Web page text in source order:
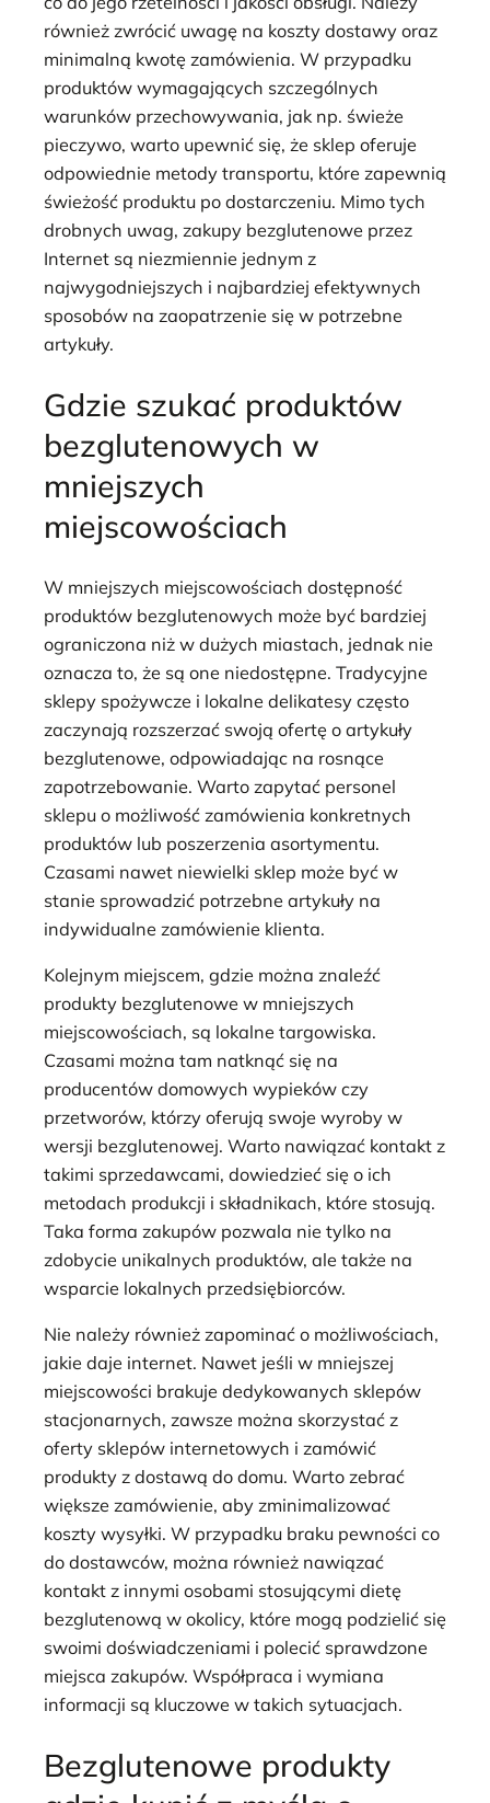
również zwrócić uwagę na koszty dostawy oraz
minimalną kwotę zamówienia. W przypadku
produktów wymagających szczególnych
warunków przechowywania, jak np. świeże
pieczywo, warto upewnić się, że sklep oferuje
odpowiednie metody transportu, które zapewnią
świeżość produktu po dostarczeniu. Mimo tych
drobnych uwag, zakupy bezglutenowe przez
Internet są niezmiennie jednym z
najwygodniejszych i najbardziej efektywnych
sposobów na zaopatrzenie się w potrzebne
artykuły.
Gdzie szukać produktów
bezglutenowych w
mniejszych
miejscowościach
W mniejszych miejscowościach dostępność
produktów bezglutenowych może być bardziej
ograniczona niż w dużych miastach, jednak nie
oznacza to, że są one niedostępne. Tradycyjne
sklepy spożywcze i lokalne delikatesy często
zaczynają rozszerzać swoją ofertę o artykuły
bezglutenowe, odpowiadając na rosnące
zapotrzebowanie. Warto zapytać personel
sklepu o możliwość zamówienia konkretnych
produktów lub poszerzenia asortymentu.
Czasami nawet niewielki sklep może być w
stanie sprowadzić potrzebne artykuły na
indywidualne zamówienie klienta.
Kolejnym miejscem, gdzie można znaleźć
produkty bezglutenowe w mniejszych
miejscowościach, są lokalne targowiska.
Czasami można tam natknąć się na
producentów domowych wypieków czy
przetworów, którzy oferują swoje wyroby w
wersji bezglutenowej. Warto nawiązać kontakt z
takimi sprzedawcami, dowiedzieć się o ich
metodach produkcji i składnikach, które stosują.
Taka forma zakupów pozwala nie tylko na
zdobycie unikalnych produktów, ale także na
wsparcie lokalnych przedsiębiorców.
Nie należy również zapominać o możliwościach,
jakie daje internet. Nawet jeśli w mniejszej
miejscowości brakuje dedykowanych sklepów
stacjonarnych, zawsze można skorzystać z
oferty sklepów internetowych i zamówić
produkty z dostawą do domu. Warto zebrać
większe zamówienie, aby zminimalizować
koszty wysyłki. W przypadku braku pewności co
do dostawców, można również nawiązać
kontakt z innymi osobami stosującymi dietę
bezglutenową w okolicy, które mogą podzielić się
swoimi doświadczeniami i polecić sprawdzone
miejsca zakupów. Współpraca i wymiana
informacji są kluczowe w takich sytuacjach.
Bezglutenowe produkty